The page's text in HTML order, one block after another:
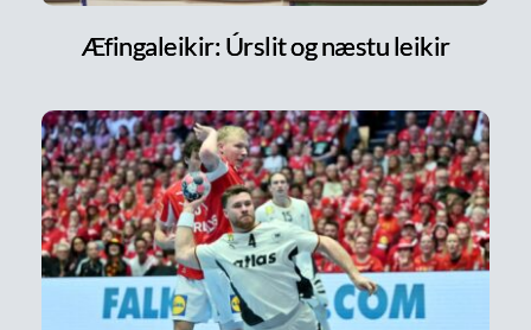
Æfingaleikir: Úrslit og næstu leikir